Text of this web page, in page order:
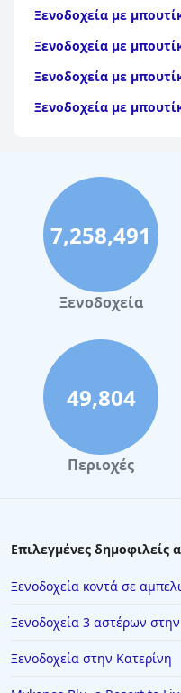
Ξενοδοχεία με
Ξενοδοχεία με
Ξενοδοχεία με
Ξενοδοχεία με
7,258,491
Ξενοδοχεία
49,804
Περιοχές
Επιλεγμένες δημοφιλείς
Ξενοδοχεία κοντά σε
Ξενοδοχεία 3 αστέρων
Ξενοδοχεία στην Κατερίνη